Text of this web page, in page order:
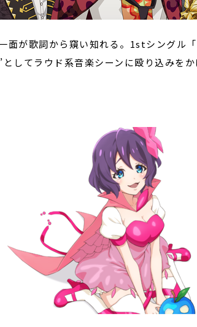
面が歌詞から窺い知れる。1stシングル
としてラウド系音楽シーンに殴り込みをか